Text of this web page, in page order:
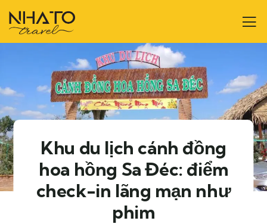
Khu du lịch cánh đồng
hoa hồng Sa Đéc: điểm
check-in lãng mạn như
phim